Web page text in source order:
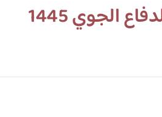
ابحث عن أي موضوع يهمك
الجوي 1445